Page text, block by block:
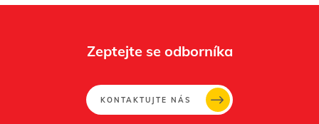
Zeptejte se odborníka
KONTAKTUJTE NÁS